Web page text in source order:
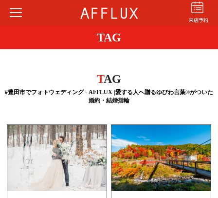
来店予約
商品カテゴリ
ショップ
AFFLUXについて
AFFLUXの永久保証®
TAG
TAG
#豊田市でフォトウェディング - AFFLUX |愛する人へ贈るゆびわ言葉®がついた
婚約・結婚指輪